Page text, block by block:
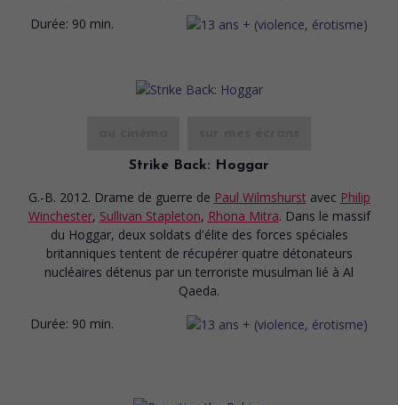
Durée: 90 min.
Strike Back: Hoggar
G.-B. 2012. Drame de guerre de Paul Wilmshurst avec Philip
Winchester, Sullivan Stapleton, Rhona Mitra. Dans le massif
du Hoggar, deux soldats d'élite des forces spéciales
britanniques tentent de récupérer quatre détonateurs
nucléaires détenus par un terroriste musulman lié à Al
Qaeda.
Durée: 90 min.